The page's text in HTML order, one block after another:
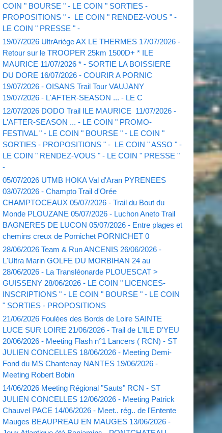
COIN " BOURSE " - LE COIN " SORTIES -
PROPOSITIONS " - LE COIN " RENDEZ-VOUS " -
LE COIN " PRESSE " -
19/07/2026 UltrAriège AX LE THERMES 17/07/2026 -
Retour sur le TROOPER 25km 1500D+ * ILE
MAURICE 11/07/2026 * - SORTIE LA BOISSIERE
DU DORE 16/07/2026 - COURIR A PORNIC
19/07/2026 - OISANS Trail Tour VAUJANY
19/07/2026 - L'AFTER-SEASON ... - LE C
12/07/2026 DODO Trail ILE MAURICE 11/07/2026 -
L'AFTER-SEASON ... - LE COIN " PROMO-
FESTIVAL " - LE COIN " BOURSE " - LE COIN "
SORTIES - PROPOSITIONS " - LE COIN " ASSO " -
LE COIN " RENDEZ-VOUS " - LE COIN " PRESSE "
-
05/07/2026 UTMB HOKA Val d'Aran PYRENEES
03/07/2026 - Champto Trail d'Orée
CHAMPTOCEAUX 05/07/2026 - Trail du Bout du
Monde PLOUZANE 05/07/2026 - Luchon Aneto Trail
BAGNERES DE LUCON 05/07/2026 - Entre plages et
chemins creux de Pornichet PORNICHET 0
28/06/2026 Team & Run ANCENIS 26/06/2026 -
L'Ultra Marin GOLFE DU MORBIHAN 24 au
28/06/2026 - La Transléonarde PLOUESCAT >
GUISSENY 28/06/2026 - LE COIN " LICENCES-
INSCRIPTIONS " - LE COIN " BOURSE " - LE COIN
" SORTIES - PROPOSITIONS
21/06/2026 Foulées des Bords de Loire SAINTE
LUCE SUR LOIRE 21/06/2026 - Trail de L'ILE D'YEU
20/06/2026 - Meeting Flash n°1 Lancers ( RCN) - ST
JULIEN CONCELLES 18/06/2026 - Meeting Demi-
Fond du MS Chantenay NANTES 19/06/2026 -
Meeting Robert Bobin
14/06/2026 Meeting Régional "Sauts" RCN - ST
JULIEN CONCELLES 12/06/2026 - Meeting Patrick
Chauvel PACE 14/06/2026 - Meet.. rég.. de l'Entente
Mauges BEAUPREAU EN MAUGES 13/06/2026 -